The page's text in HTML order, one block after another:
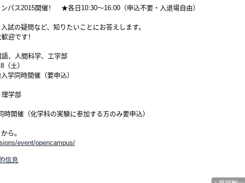
パス2015開催！ ★各日10:30～16:00（申込不要・入退場自由）
試の疑問など、知りたいことにお答えします。
迎です！
、人間科学、工学部
土）
学同時開催（要申込）
学部
開催（化学科の実験に参加する方のみ要申込）
ら。
event/opencampus/
信息